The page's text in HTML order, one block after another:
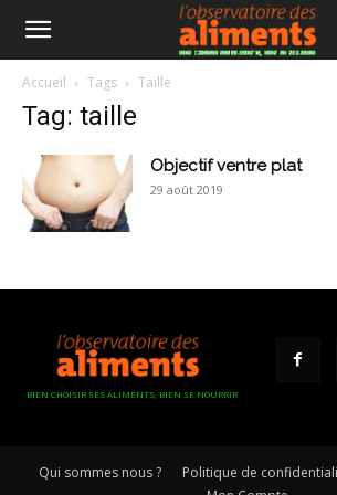
Accueil Tags Taille
Tag: taille
Objectif ventre plat
29 août 2019
BIEN CHOISIR SES ALIMENTS, BIEN SE NOURRIR
Qui sommes nous ? Politique de